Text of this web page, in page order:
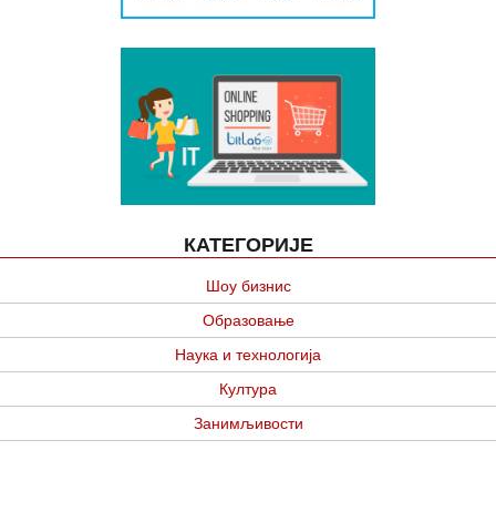
КАТЕГОРИЈЕ
Шоу бизнис
Образовање
Наука и технологија
Култура
Занимљивости